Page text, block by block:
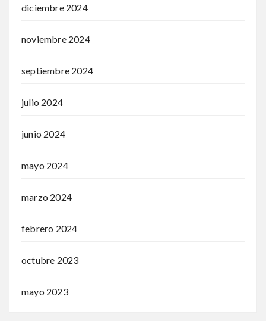
diciembre 2024
noviembre 2024
septiembre 2024
julio 2024
junio 2024
mayo 2024
marzo 2024
febrero 2024
octubre 2023
mayo 2023